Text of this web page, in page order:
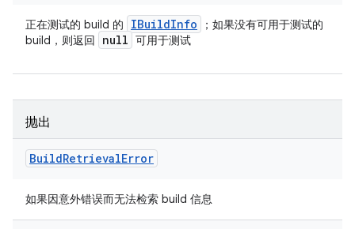
正在测试的 build 的 IBuildInfo
；如果没有可用于测试的
build，则返回
null 可用于测试
抛出
BuildRetrievalError
如果因意外错误而无法检索 build 信息